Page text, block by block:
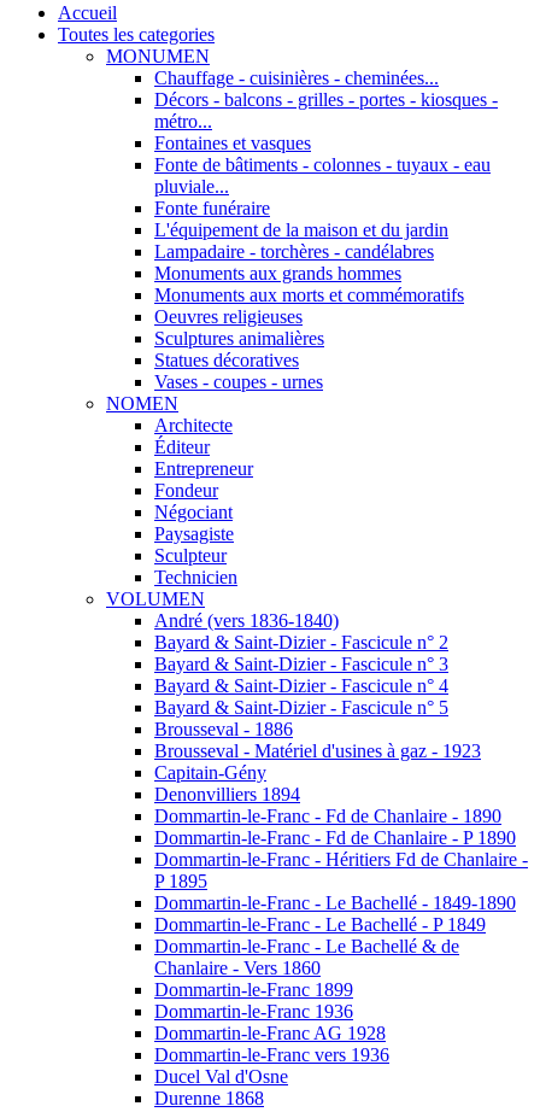
Accueil
Toutes les categories
MONUMEN
Chauffage - cuisinières - cheminées...
Décors - balcons - grilles - portes - kiosques -
métro...
Fontaines et vasques
Fonte de bâtiments - colonnes - tuyaux - eau
pluviale...
Fonte funéraire
L'équipement de la maison et du jardin
Lampadaire - torchères - candélabres
Monuments aux grands hommes
Monuments aux morts et commémoratifs
Oeuvres religieuses
Sculptures animalières
Statues décoratives
Vases - coupes - urnes
NOMEN
Architecte
Éditeur
Entrepreneur
Fondeur
Négociant
Paysagiste
Sculpteur
Technicien
VOLUMEN
André (vers 1836-1840)
Bayard & Saint-Dizier - Fascicule n° 2
Bayard & Saint-Dizier - Fascicule n° 3
Bayard & Saint-Dizier - Fascicule n° 4
Bayard & Saint-Dizier - Fascicule n° 5
Brousseval - 1886
Brousseval - Matériel d'usines à gaz - 1923
Capitain-Gény
Denonvilliers 1894
Dommartin-le-Franc - Fd de Chanlaire - 1890
Dommartin-le-Franc - Fd de Chanlaire - P 1890
Dommartin-le-Franc - Héritiers Fd de Chanlaire -
P 1895
Dommartin-le-Franc - Le Bachellé - 1849-1890
Dommartin-le-Franc - Le Bachellé - P 1849
Dommartin-le-Franc - Le Bachellé & de
Chanlaire - Vers 1860
Dommartin-le-Franc 1899
Dommartin-le-Franc 1936
Dommartin-le-Franc AG 1928
Dommartin-le-Franc vers 1936
Ducel Val d'Osne
Durenne 1868